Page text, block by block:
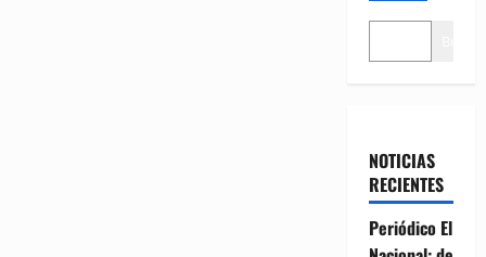
NOTICIAS
RECIENTES
Periódico El